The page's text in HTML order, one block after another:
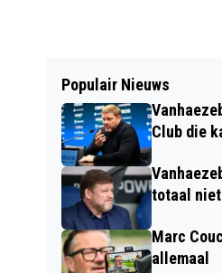
Populair Nieuws
Club die
totaal niet
Marc
allemaal